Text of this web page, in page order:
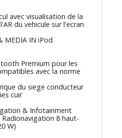
avec visualisation de la
du vehicule sur l'ecran
MEDIA IN iPod
Premium pour les
avec la norme
du siege conducteur
cuir
& Infotainment
Radionavigation 8 haut-
W)